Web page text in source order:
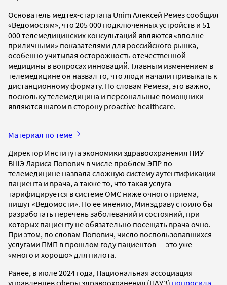
Основатель медтех-стартапа Unim Алексей Ремез сообщил
«Ведомостям», что 205 000 подключенных устройств и 51
000 телемедицинских консультаций являются «вполне
приличными» показателями для российского рынка,
особенно учитывая осторожность отечественной
медицины в вопросах инноваций. Главным изменением в
телемедицине он назвал то, что люди начали привыкать к
дистанционному формату. По словам Ремеза, это важно,
поскольку телемедицина и персональные помощники
являются шагом в сторону proactive healthcare.
Материал по теме
Директор Института экономики здравоохранения НИУ
ВШЭ Лариса Попович в числе проблем ЭПР по
телемедицине назвала сложную систему аутентификации
пациента и врача, а также то, что такая услуга
тарифицируется в системе ОМС ниже очного приема,
пишут «Ведомости». По ее мнению, Минздраву стоило бы
разработать перечень заболеваний и состояний, при
которых пациенту не обязательно посещать врача очно.
При этом, по словам Попович, число воспользовавшихся
услугами ПМП в прошлом году пациентов — это уже
«много и хорошо» для пилота.
Ранее, в июле 2024 года, Национальная ассоциация
управленцев сферы здравоохранения (НАУЗ) попросила